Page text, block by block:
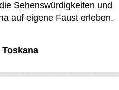
Sehenswürdigkeiten und
auf eigene Faust erleben.